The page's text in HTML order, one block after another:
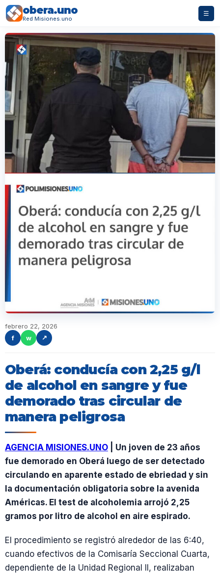
obera.uno
Red Misiones.uno
☰
febrero 22, 2026
f
w ↗
Oberá: conducía con 2,25 g/l
de alcohol en sangre y fue
demorado tras circular de
manera peligrosa
AGENCIA MISIONES.UNO | Un joven de 23 años
fue demorado en Oberá luego de ser detectado
circulando en aparente estado de ebriedad y sin
la documentación obligatoria sobre la avenida
Américas. El test de alcoholemia arrojó 2,25
gramos por litro de alcohol en aire espirado.
El procedimiento se registró alrededor de las 6:40,
cuando efectivos de la Comisaría Seccional Cuarta,
dependiente de la Unidad Regional II, realizaban